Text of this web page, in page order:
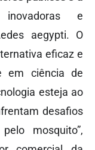
e
aegypti. O
eficaz e
em ciência de
esteja ao
desafios
mosquito”,